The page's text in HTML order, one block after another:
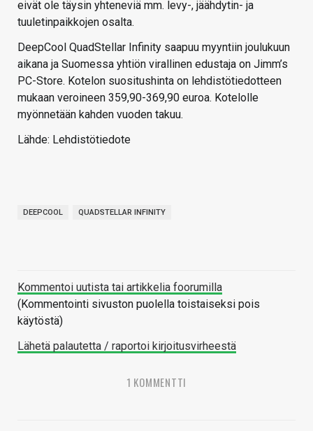
eivät ole täysin yhteneviä mm. levy-, jäähdytin- ja
tuuletinpaikkojen osalta.
DeepCool QuadStellar Infinity saapuu myyntiin joulukuun
aikana ja Suomessa yhtiön virallinen edustaja on Jimm’s
PC-Store. Kotelon suositushinta on lehdistötiedotteen
mukaan veroineen 359,90-369,90 euroa. Kotelolle
myönnetään kahden vuoden takuu.
Lähde: Lehdistötiedote
DEEPCOOL QUADSTELLAR INFINITY
Kommentoi uutista tai artikkelia foorumilla
(Kommentointi sivuston puolella toistaiseksi pois
käytöstä)
Lähetä palautetta / raportoi kirjoitusvirheestä
1 KOMMENTTI